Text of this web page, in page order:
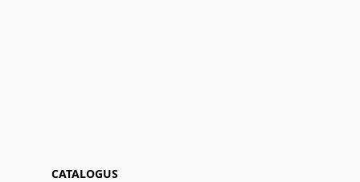
CATALOGUS